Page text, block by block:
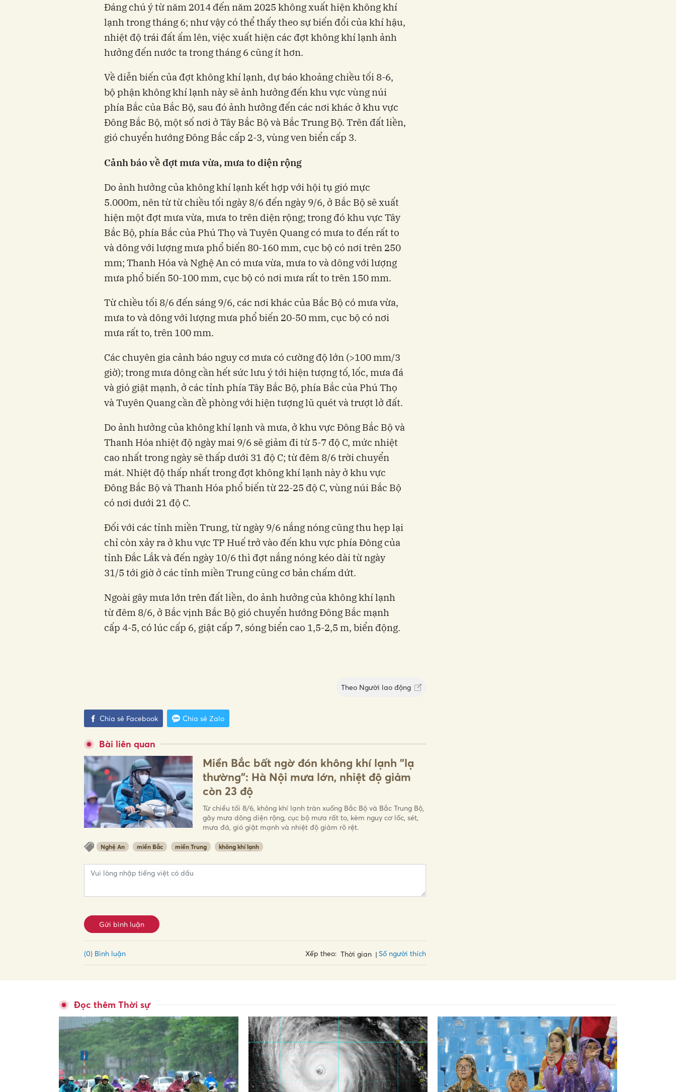
Đáng chú ý từ năm 2014 đến năm 2025 không xuất hiện không khí
lạnh trong tháng 6; như vậy có thể thấy theo sự biến đổi của khí hậu,
nhiệt độ trái đất ấm lên, việc xuất hiện các đợt không khí lạnh ảnh
hưởng đến nước ta trong tháng 6 cũng ít hơn.
Về diễn biến của đợt không khí lạnh, dự báo khoảng chiều tối 8-6,
bộ phận không khí lạnh này sẽ ảnh hưởng đến khu vực vùng núi
phía Bắc của Bắc Bộ, sau đó ảnh hưởng đến các nơi khác ở khu vực
Đông Bắc Bộ, một số nơi ở Tây Bắc Bộ và Bắc Trung Bộ. Trên đất liền,
gió chuyển hướng Đông Bắc cấp 2-3, vùng ven biển cấp 3.
Cảnh báo về đợt mưa vừa, mưa to diện rộng
Do ảnh hưởng của không khí lạnh kết hợp với hội tụ gió mực
5.000m, nên từ từ chiều tối ngày 8/6 đến ngày 9/6, ở Bắc Bộ sẽ xuất
hiện một đợt mưa vừa, mưa to trên diện rộng; trong đó khu vực Tây
Bắc Bộ, phía Bắc của Phú Thọ và Tuyên Quang có mưa to đến rất to
và dông với lượng mưa phổ biến 80-160 mm, cục bộ có nơi trên 250
mm; Thanh Hóa và Nghệ An có mưa vừa, mưa to và dông với lượng
mưa phổ biến 50-100 mm, cục bộ có nơi mưa rất to trên 150 mm.
Từ chiều tối 8/6 đến sáng 9/6, các nơi khác của Bắc Bộ có mưa vừa,
mưa to và dông với lượng mưa phổ biến 20-50 mm, cục bộ có nơi
mưa rất to, trên 100 mm.
Các chuyên gia cảnh báo nguy cơ mưa có cường độ lớn (>100 mm/3
giờ); trong mưa dông cần hết sức lưu ý tới hiện tượng tố, lốc, mưa đá
và gió giật mạnh, ở các tỉnh phía Tây Bắc Bộ, phía Bắc của Phú Thọ
và Tuyên Quang cần đề phòng với hiện tượng lũ quét và trượt lở đất.
Do ảnh hưởng của không khí lạnh và mưa, ở khu vực Đông Bắc Bộ và
Thanh Hóa nhiệt độ ngày mai 9/6 sẽ giảm đi từ 5-7 độ C, mức nhiệt
cao nhất trong ngày sẽ thấp dưới 31 độ C; từ đêm 8/6 trời chuyển
mát. Nhiệt độ thấp nhất trong đợt không khí lạnh này ở khu vực
Đông Bắc Bộ và Thanh Hóa phổ biến từ 22-25 độ C, vùng núi Bắc Bộ
có nơi dưới 21 độ C.
Đối với các tỉnh miền Trung, từ ngày 9/6 nắng nóng cũng thu hẹp lại
chỉ còn xảy ra ở khu vực TP Huế trở vào đến khu vực phía Đông của
tỉnh Đắc Lắk và đến ngày 10/6 thì đợt nắng nóng kéo dài từ ngày
31/5 tới giờ ở các tỉnh miền Trung cũng cơ bản chấm dứt.
Ngoài gây mưa lớn trên đất liền, do ảnh hưởng của không khí lạnh
từ đêm 8/6, ở Bắc vịnh Bắc Bộ gió chuyển hướng Đông Bắc mạnh
cấp 4-5, có lúc cấp 6, giật cấp 7, sóng biển cao 1,5-2,5 m, biển động.
Theo Người lao động
Chia sẻ Facebook Chia sẻ Zalo
Bài liên quan
Miền Bắc bất ngờ đón không khí lạnh "lạ
thường": Hà Nội mưa lớn, nhiệt độ giảm
còn 23 độ
Từ chiều tối 8/6, không khí lạnh tràn xuống Bắc Bộ và Bắc Trung Bộ,
gây mưa dông diện rộng, cục bộ mưa rất to, kèm nguy cơ lốc, sét,
mưa đá, gió giật mạnh và nhiệt độ giảm rõ rệt.
Nghệ An miền Bắc miền Trung không khí lạnh
Gửi bình luận
(0) Bình luận Xếp theo: Thời gian Số người thích
Đọc thêm Thời sự